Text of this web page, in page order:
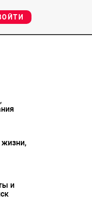
жизни,
и